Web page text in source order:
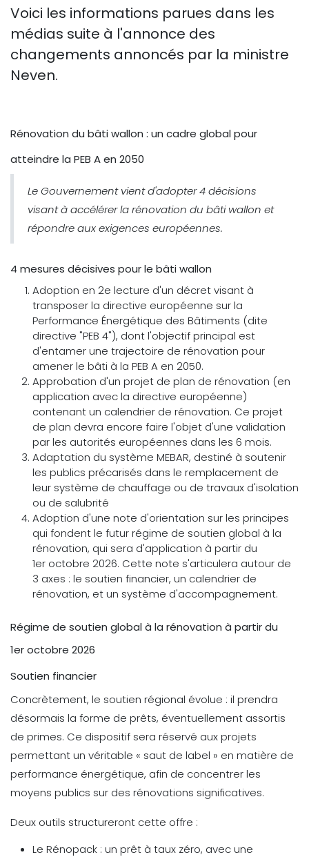
Voici les informations parues dans les
médias suite à l'annonce des
changements annoncés par la ministre
Neven.
Rénovation du bâti wallon : un cadre global pour
atteindre la PEB A en 2050
Le Gouvernement vient d'adopter 4 décisions
visant à accélérer la rénovation du bâti wallon et
répondre aux exigences européennes.
4 mesures décisives pour le bâti wallon
Adoption en 2e lecture d'un décret visant à
transposer la directive européenne sur la
Performance Énergétique des Bâtiments (dite
directive "PEB 4"), dont l'objectif principal est
d'entamer une trajectoire de rénovation pour
amener le bâti à la PEB A en 2050.
Approbation d'un projet de plan de rénovation (en
application avec la directive européenne)
contenant un calendrier de rénovation. Ce projet
de plan devra encore faire l'objet d'une validation
par les autorités européennes dans les 6 mois.
Adaptation du système MEBAR, destiné à soutenir
les publics précarisés dans le remplacement de
leur système de chauffage ou de travaux d'isolation
ou de salubrité
Adoption d'une note d'orientation sur les principes
qui fondent le futur régime de soutien global à la
rénovation, qui sera d'application à partir du
1er octobre 2026. Cette note s'articulera autour de
3 axes : le soutien financier, un calendrier de
rénovation, et un système d'accompagnement.
Régime de soutien global à la rénovation à partir du
1er octobre 2026
Soutien financier
Concrètement, le soutien régional évolue : il prendra
désormais la forme de prêts, éventuellement assortis
de primes. Ce dispositif sera réservé aux projets
permettant un véritable « saut de label » en matière de
performance énergétique, afin de concentrer les
moyens publics sur des rénovations significatives.
Deux outils structureront cette offre :
Le Rénopack : un prêt à taux zéro, avec une